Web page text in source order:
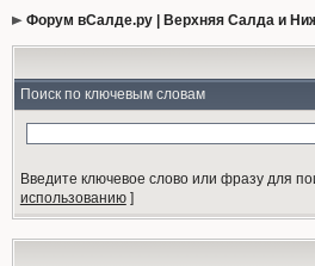
Форум вСалде.ру | Верхняя Салда и
Поиск по ключевым словам
Введите ключевое слово или фразу для
использованию]